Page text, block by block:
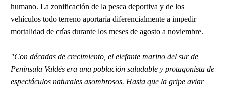
humano. La zonificación de la pesca deportiva y de los
vehículos todo terreno aportaría diferencialmente a impedir
mortalidad de crías durante los meses de agosto a noviembre.
"Con décadas de crecimiento, el elefante marino del sur de
Península Valdés era una población saludable y protagonista de
espectáculos naturales asombrosos. Hasta que la gripe aviar